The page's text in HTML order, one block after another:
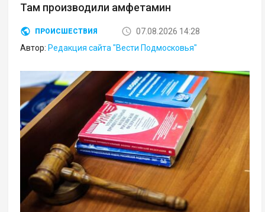
Там производили амфетамин
ПРОИСШЕСТВИЯ
07.08.2026 14:28
Автор: Редакция сайта "Вести Подмосковья"